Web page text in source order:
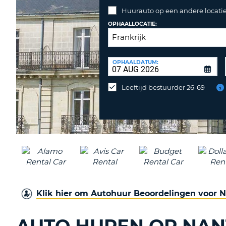
Huurauto op een andere
OPHAALLOCATIE:
Huurauto
op
een
inleveren?
OPHAALDATUM:
Leeftijd bestuurder 26-69
Klik hier om Autohuur Beoordelingen voor